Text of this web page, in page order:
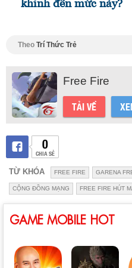
khinh đến mức này?
Theo Trí Thức Trẻ
Free Fire
TẢI VỀ
0
CHIA SẺ
TỪ KHÓA FREE FIRE GARENA
CỘNG ĐỒNG MẠNG FREE FIRE HÚT
GAME MOBILE HOT